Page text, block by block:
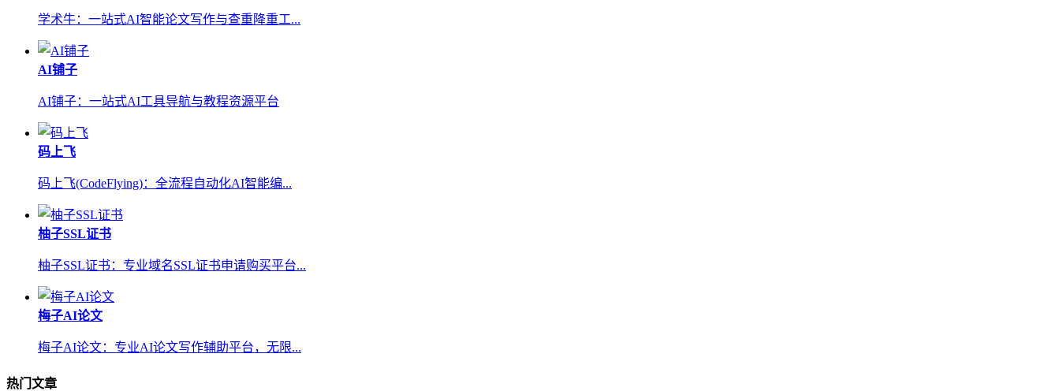
学术牛：一站式AI智能论文写作与查重降重工...
AI铺子
AI铺子：一站式AI工具导航与教程资源平台
码上飞
码上飞(CodeFlying)：全流程自动化AI智能编...
柚子SSL证书
柚子SSL证书：专业域名SSL证书申请购买平台...
梅子AI论文
梅子AI论文：专业AI论文写作辅助平台，无限...
热门文章